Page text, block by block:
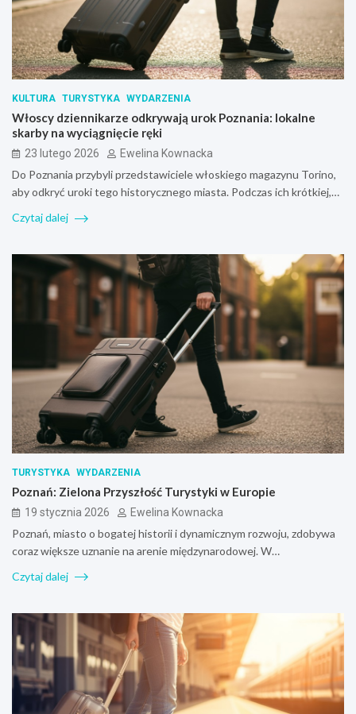
KULTURA TURYSTYKA WYDARZENIA
Włoscy dziennikarze odkrywają urok Poznania: lokalne
skarby na wyciągnięcie ręki
23 lutego 2026 Ewelina Kownacka
Do Poznania przybyli przedstawiciele włoskiego magazynu Torino,
aby odkryć uroki tego historycznego miasta. Podczas ich krótkiej,…
Czytaj dalej
TURYSTYKA WYDARZENIA
Poznań: Zielona Przyszłość Turystyki w Europie
19 stycznia 2026 Ewelina Kownacka
Poznań, miasto o bogatej historii i dynamicznym rozwoju, zdobywa
coraz większe uznanie na arenie międzynarodowej. W…
Czytaj dalej